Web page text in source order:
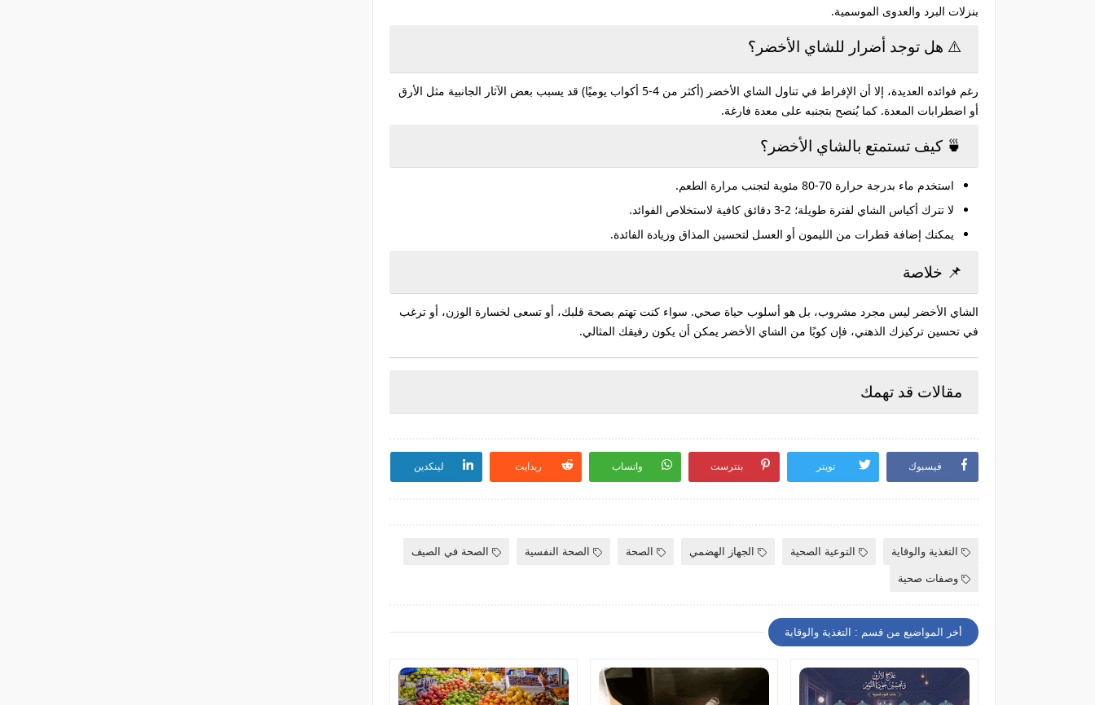
بنزلات البرد والعدوى الموسمية.
⚠️ هل توجد أضرار للشاي الأخضر؟
رغم فوائده العديدة، إلا أن الإفراط في تناول الشاي الأخضر (أكثر من 4-5 أكواب يوميًا) قد يسبب بعض الآثار الجانبية مثل الأرق
أو اضطرابات المعدة. كما يُنصح بتجنبه على معدة فارغة.
🍵 كيف تستمتع بالشاي الأخضر؟
استخدم ماء بدرجة حرارة 70-80 مئوية لتجنب مرارة الطعم.
لا تترك أكياس الشاي لفترة طويلة؛ 2-3 دقائق كافية لاستخلاص الفوائد.
يمكنك إضافة قطرات من الليمون أو العسل لتحسين المذاق وزيادة الفائدة.
📌 خلاصة
الشاي الأخضر ليس مجرد مشروب، بل هو أسلوب حياة صحي. سواء كنت تهتم بصحة قلبك، أو تسعى لخسارة الوزن، أو ترغب
في تحسين تركيزك الذهني، فإن كوبًا من الشاي الأخضر يمكن أن يكون رفيقك المثالي.
مقالات قد تهمك
فيسبوك تويتر بنترست واتساب ريدايت لينكدين
التغذية والوقاية التوعية الصحية الجهاز الهضمي الصحة الصحة النفسية الصحة في الصيف
وصفات صحية
أخر المواضيع من قسم : التغذية والوقاية